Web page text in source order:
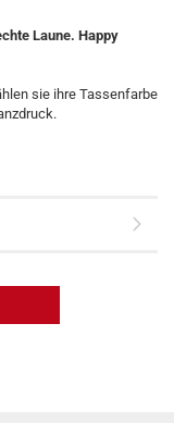
Laune. Happy
sie ihre Tassenfarbe